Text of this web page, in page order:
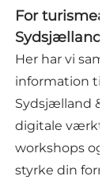
For
Sydsjælland
Her har vi
information
Sydsjælland
digitale
workshops
styrke din